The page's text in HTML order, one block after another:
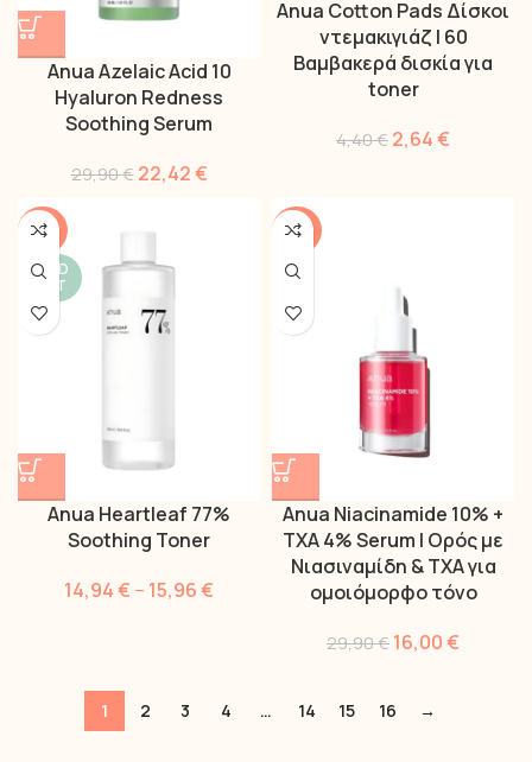
Anua Azelaic Acid 10
Hyaluron Redness
Soothing Serum
29,90€ 22,42€
Anua Cotton Pads Δίσκοι
ντεμακιγιάζ | 60
Βαμβακερά δισκία για
toner
4,40€ 2,64€
-60%
SOLD
OUT
Anua Heartleaf 77%
Soothing Toner
14,94€ – 15,96€
-46%
Anua Niacinamide 10% +
TXA 4% Serum | Ορός με
Νιασιναμίδη & TXA για
ομοιόμορφο τόνο
29,90€ 16,00€
1 2 3 4 … 14 15 16 →